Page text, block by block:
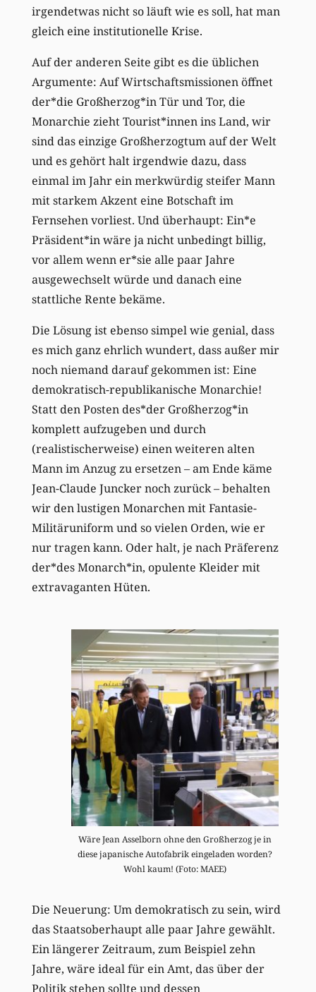
irgendetwas nicht so läuft wie es soll, hat man
gleich eine institutionelle Krise.
Auf der anderen Seite gibt es die üblichen
Argumente: Auf Wirtschaftsmissionen öffnet
der*die Großherzog*in Tür und Tor, die
Monarchie zieht Tourist*innen ins Land, wir
sind das einzige Großherzogtum auf der Welt
und es gehört halt irgendwie dazu, dass
einmal im Jahr ein merkwürdig steifer Mann
mit starkem Akzent eine Botschaft im
Fernsehen vorliest. Und überhaupt: Ein*e
Präsident*in wäre ja nicht unbedingt billig,
vor allem wenn er*sie alle paar Jahre
ausgewechselt würde und danach eine
stattliche Rente bekäme.
Die Lösung ist ebenso simpel wie genial, dass
es mich ganz ehrlich wundert, dass außer mir
noch niemand darauf gekommen ist: Eine
demokratisch-republikanische Monarchie!
Statt den Posten des*der Großherzog*in
komplett aufzugeben und durch
(realistischerweise) einen weiteren alten
Mann im Anzug zu ersetzen – am Ende käme
Jean-Claude Juncker noch zurück – behalten
wir den lustigen Monarchen mit Fantasie-
Militäruniform und so vielen Orden, wie er
nur tragen kann. Oder halt, je nach Präferenz
der*des Monarch*in, opulente Kleider mit
extravaganten Hüten.
Wäre Jean Asselborn ohne den Großherzog je in
diese japanische Autofabrik eingeladen worden?
Wohl kaum! (Foto: MAEE)
Die Neuerung: Um demokratisch zu sein, wird
das Staatsoberhaupt alle paar Jahre gewählt.
Ein längerer Zeitraum, zum Beispiel zehn
Jahre, wäre ideal für ein Amt, das über der
Politik stehen sollte und dessen